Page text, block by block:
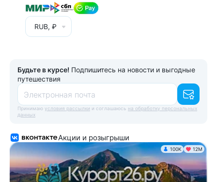
RUB, ₽
Будьте в курсе! Подпишитесь на новости и выгодные
путешествия
Электронная почта
Принимаю условия рассылки и соглашаюсь на обработку персональных
данных
Акции и розыгрыши
100K 12М